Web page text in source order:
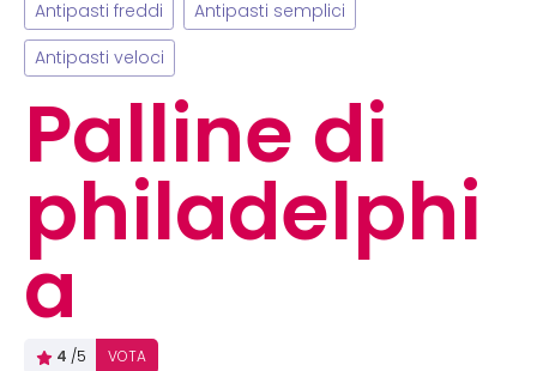
Antipasti freddi Antipasti semplici
Antipasti veloci
Palline di
philadelphi
a
4 /5 VOTA